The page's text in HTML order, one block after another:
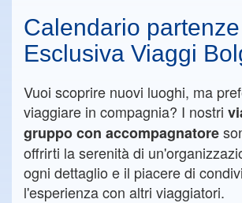
Calendario partenze
Esclusiva Viaggi
Vuoi scoprire nuovi luoghi, ma
viaggiare in compagnia? I nostri
gruppo con accompagnatore
offrirti la serenità di
ogni dettaglio e il piacere di
l'esperienza con altri viaggiatori.